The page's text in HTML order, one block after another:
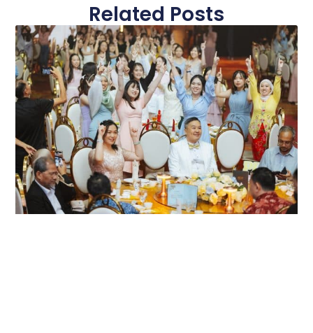
Related Posts